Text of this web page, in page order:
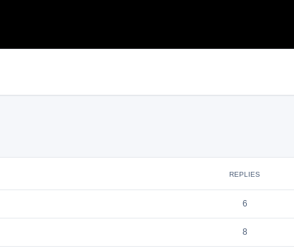
REPLIES
6
8